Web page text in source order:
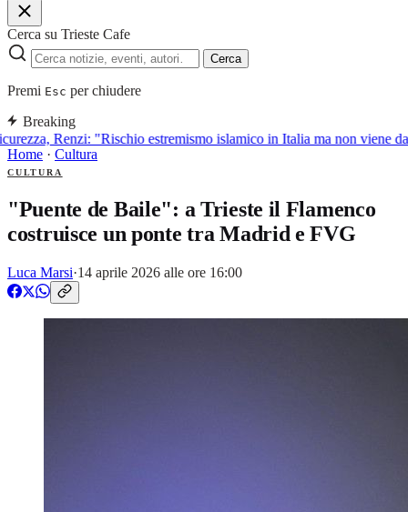
Cerca su Trieste Cafe
Cerca
Premi Esc per chiudere
Breaking
Renzi: "Rischio estremismo islamico in Italia ma non viene
Home · Cultura
CULTURA
"Puente de Baile": a Trieste il Flamenco
costruisce un ponte tra Madrid e FVG
Luca Marsi·14 aprile 2026 alle ore 16:00